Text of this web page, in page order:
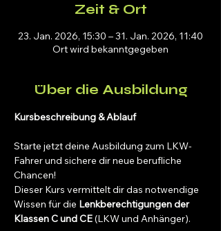
Zeit & Ort
23. Jan. 2026, 15:30 – 31. Jan. 2026, 11:40
Ort wird bekanntgegeben
Über die Ausbildung
Kursbeschreibung & Ablauf
Starte jetzt deine Ausbildung zum LKW-
Fahrer und sichere dir neue berufliche
Chancen!
Dieser Kurs vermittelt dir das notwendige
Wissen für die Lenkberechtigungen der
Klassen C und CE (LKW und Anhänger).